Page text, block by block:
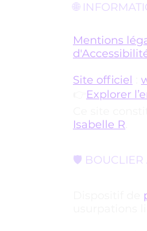
🌐
Mentions
Site officiel
Explorer
Isabelle R
🛡️ BOUCLIER